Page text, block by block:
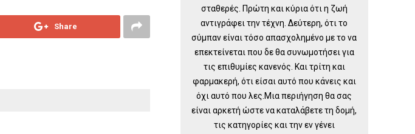
Share
σταθερές. Πρώτη και κύρια ότι η ζωή
αντιγράφει την τέχνη. Δεύτερη, ότι το
σύμπαν είναι τόσο απασχολημένο με το να
επεκτείνεται που δε θα συνωμοτήσει για
τις επιθυμίες κανενός. Και τρίτη και
φαρμακερή, ότι είσαι αυτό που κάνεις και
όχι αυτό που λες.Μια περιήγηση θα σας
είναι αρκετή ώστε να καταλάβετε τη δομή,
τις κατηγορίες και την εν γένει